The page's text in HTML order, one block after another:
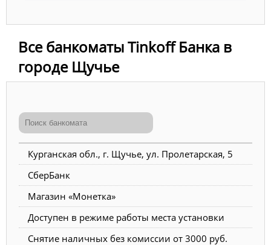
Все банкоматы Tinkoff Банка в
городе Щучье
Курганская обл., г. Щучье, ул. Пролетарская, 5
СберБанк
Магазин «Монетка»
Доступен в режиме работы места установки
Снятие наличных без комиссии от 3000 руб.